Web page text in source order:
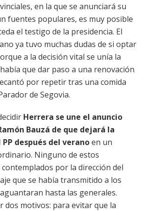
en la que se anunciará su
fuentes populares, es muy posible
el testigo de la presidencia. El
ya tuvo muchas dudas de si optar
a la decisión vital se unía la
que dar paso a una renovación
por repetir tras una comida
de Segovia.
Herrera se une el anuncio
Bauzá de que dejará la
después del veranoen un
Ninguno de estos
por la dirección del
que se había transmitido a los
hasta las generales.
dos motivos: para evitar que la